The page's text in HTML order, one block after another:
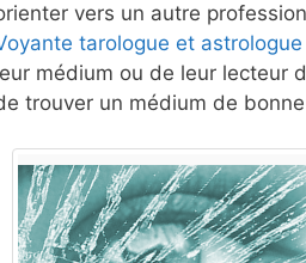
vers un autre
tarologue et
médium ou de leur lecteur
trouver un médium de